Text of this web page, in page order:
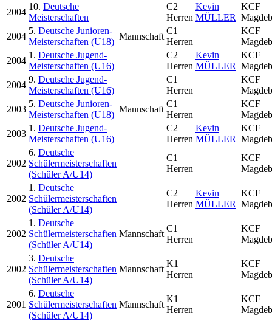
2004
10. Deutsche
Meisterschaften
C2
Herren
Kevin
MÜLLER
KCF
2004
5. Deutsche Junioren-
Meisterschaften (U18)
Mannschaft
C1
Herren
KCF
2004
1. Deutsche Jugend-
Meisterschaften (U16)
C2
Herren
Kevin
MÜLLER
KCF
2004
9. Deutsche Jugend-
Meisterschaften (U16)
C1
Herren
KCF
2003
5. Deutsche Junioren-
Meisterschaften (U18)
Mannschaft
C1
Herren
KCF
2003
1. Deutsche Jugend-
Meisterschaften (U16)
C2
Herren
Kevin
MÜLLER
KCF
2002
6. Deutsche
Schülermeisterschaften
(Schüler A/U14)
C1
Herren
KCF
2002
1. Deutsche
Schülermeisterschaften
(Schüler A/U14)
C2
Herren
Kevin
MÜLLER
KCF
2002
1. Deutsche
Schülermeisterschaften
(Schüler A/U14)
Mannschaft
C1
Herren
KCF
2002
3. Deutsche
Schülermeisterschaften
(Schüler A/U14)
Mannschaft
K1
Herren
KCF
2001
6. Deutsche
Schülermeisterschaften
(Schüler A/U14)
Mannschaft
K1
Herren
KCF